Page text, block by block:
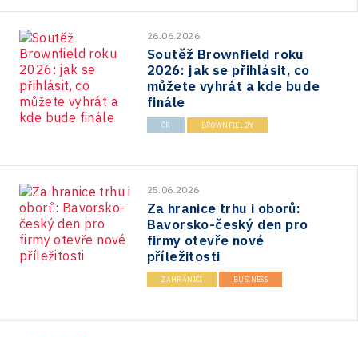
26.06.2026
Soutěž Brownfield roku
2026: jak se přihlásit, co
můžete vyhrát a kde bude
finále
ČR BROWNFIELDY
25.06.2026
Za hranice trhu i oborů:
Bavorsko-český den pro
firmy otevře nové
příležitosti
ZAHRANIČÍ BUSINESS